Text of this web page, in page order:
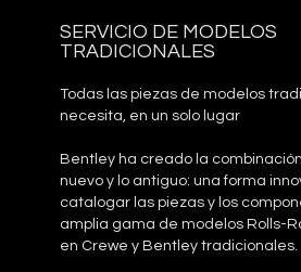
SERVICIO DE MODELOS
TRADICIONALES
Todas las piezas de modelos
necesita, en un solo lugar
Bentley ha creado la
nuevo y lo antiguo: una forma
catalogar las piezas y los
amplia gama de modelos Rolls-
en Crewe y Bentley tradicionales.